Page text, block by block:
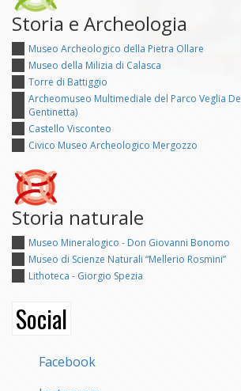
Storia e Archeologia
Museo Archeologico della Pietra Ollare
Museo della Milizia di Calasca
Torre di Battiggio
Archeomuseo Multimediale del Parco Veglia
Gentinetta)
Castello Visconteo
Civico Museo Archeologico Mergozzo
Storia naturale
Museo Mineralogico - Don Giovanni Bonomo
Museo di Scienze Naturali “Mellerio Rosmini”
Lithoteca - Giorgio Spezia
Social
Facebook